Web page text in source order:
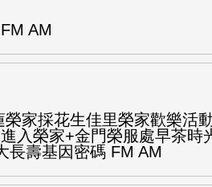
AM
榮家採花生佳里榮家歡樂活
入榮家+金門榮服處早茶時
長壽基因密碼 FM AM